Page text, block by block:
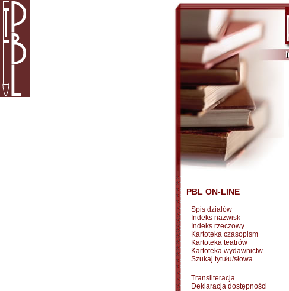
PBL ON-LINE
Spis działów
Indeks nazwisk
Indeks rzeczowy
Kartoteka czasopism
Kartoteka teatrów
Kartoteka wydawnictw
Szukaj tytułu/słowa
Transliteracja
Deklaracja dostępności